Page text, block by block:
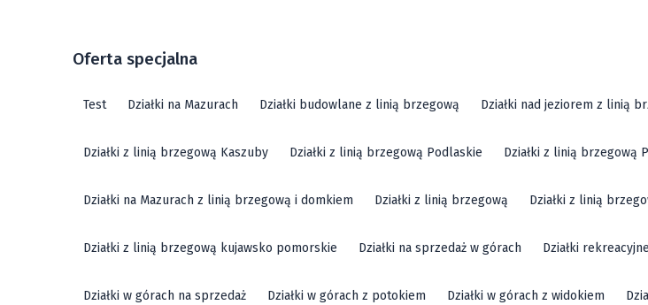
Oferta specjalna
Test Działki na Mazurach Działki budowlane z linią brzegową Działki nad jeziorem z linią
Działki z linią brzegową Kaszuby Działki z linią brzegową Podlaskie Działki z linią brzegową
Działki na Mazurach z linią brzegową i domkiem Działki z linią brzegową Działki z linią
Działki z linią brzegową kujawsko pomorskie Działki na sprzedaż w górach Działki
Działki w górach na sprzedaż Działki w górach z potokiem Działki w górach z widokiem